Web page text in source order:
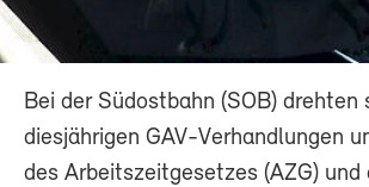
Bei der Südostbahn (SOB) drehten
diesjährigen GAV-Verhandlungen
des Arbeitszeitgesetzes (AZG) und